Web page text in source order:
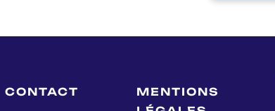
CONTACT
MENTIONS